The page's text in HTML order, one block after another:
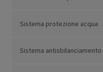
Sistema protezione acqua
Sistema antisbilanciamento